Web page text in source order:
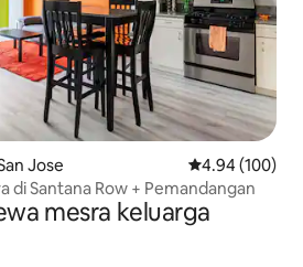
Jose Penarafan
4.94 (100)
di Santana Row + Pemandangan
mesra keluarga